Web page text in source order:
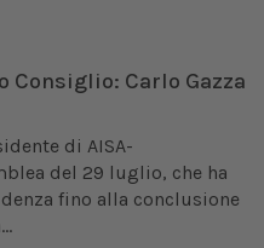
Consiglio: Carlo Gazza
di AISA-
del 29 luglio, che ha
fino alla conclusione